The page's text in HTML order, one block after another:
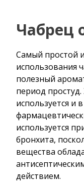
Чабрец
Самый простой
использования
полезный
период
используется и
используется
бронхита,
вещества
действием.